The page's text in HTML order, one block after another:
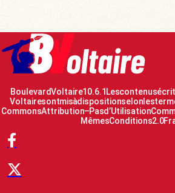
Boulevard Voltaire 10.6.1 Les contenus
Voltaire sont mis à disposition selon les
Commons Attribution – Pas d’Utilisation
Mêmes Conditions 2.0